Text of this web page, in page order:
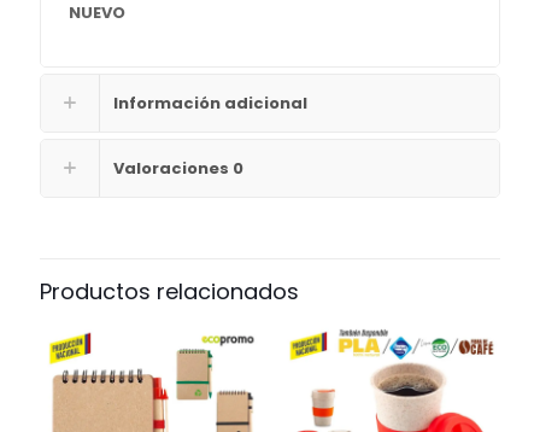
NUEVO
Información adicional
Valoraciones 0
Productos relacionados